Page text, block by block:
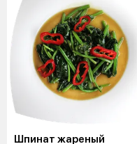
Шпинат жареный